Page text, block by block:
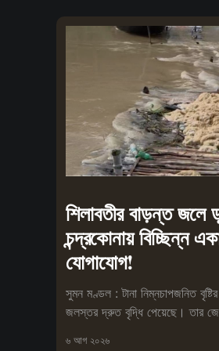
শিলাবতীর বাড়ন্ত জলে
চন্দ্রকোনায় বিচ্ছিন্ন
যোগাযোগ!
সুমন মণ্ডল : টানা নিম্নচাপজনিত
জলস্তর দ্রুত বৃদ্ধি পেয়েছে। তার
৬ আগ ২০২৬